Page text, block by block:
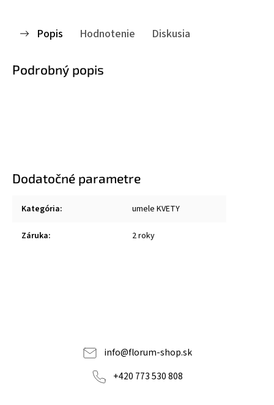
Popis Hodnotenie Diskusia
Podrobný popis
Dodatočné parametre
Kategória: umele KVETY
Záruka: 2 roky
info@florum-shop.sk
+420 773 530 808